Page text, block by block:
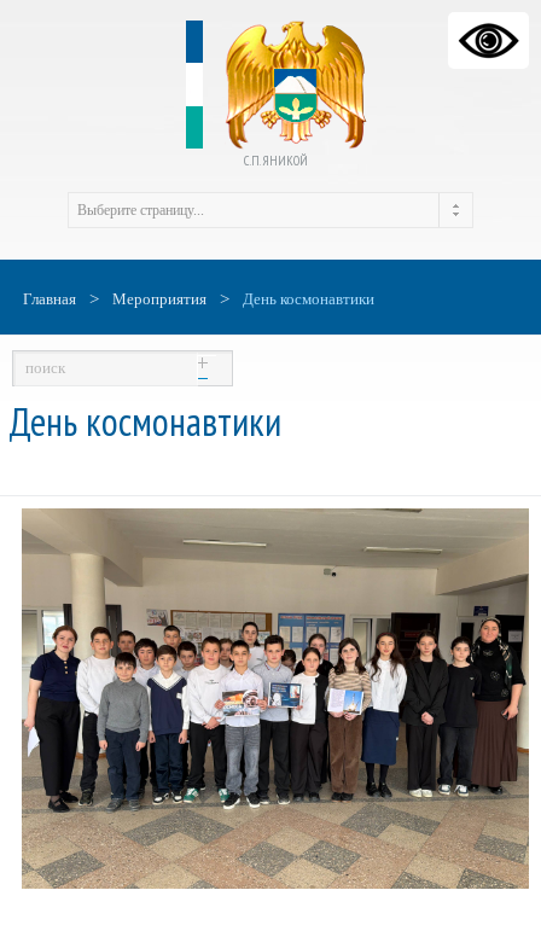
С.П. ЯНИКОЙ
Главная > Мероприятия > День космонавтики
День космонавтики